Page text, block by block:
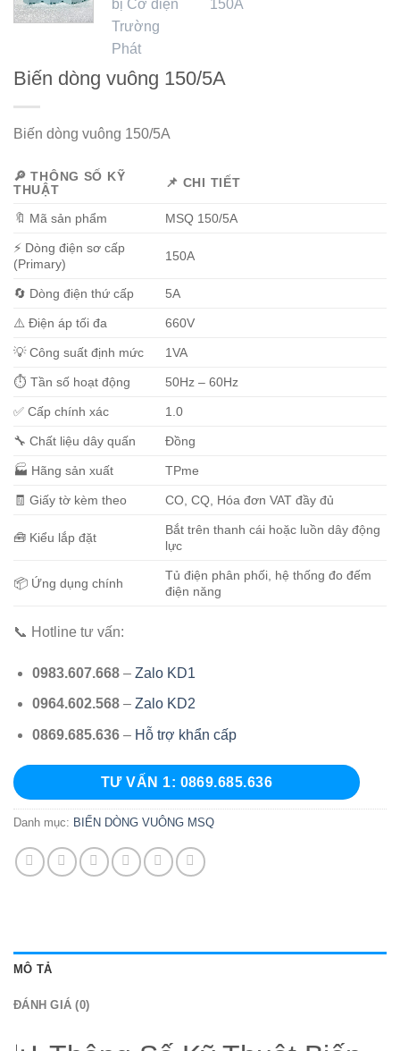
Biến dòng vuông 150/5A
Biến dòng vuông 150/5A
🔎THÔNG SỐ KỸ
THUẬT
📌 CHI TIẾT
🔖 Mã sản phẩm MSQ 150/5A
⚡ Dòng điện sơ cấp
(Primary)
150A
🔄 Dòng điện thứ cấp 5A
⚠️ Điện áp tối đa 660V
💡 Công suất định mức 1VA
⏱️ Tần số hoạt động 50Hz – 60Hz
✅ Cấp chính xác 1.0
🔧 Chất liệu dây quấn Đồng
🏭 Hãng sản xuất TPme
🧾 Giấy tờ kèm theo CO, CQ, Hóa đơn VAT đầy đủ
🧰 Kiểu lắp đặt
Bắt trên thanh cái hoặc luồn dây động
lực
📦 Ứng dụng chính
Tủ điện phân phối, hệ thống đo đếm
điện năng
📞 Hotline tư vấn:
0983.607.668– Zalo KD1
0964.602.568– Zalo KD2
0869.685.636– Hỗ trợ khẩn cấp
TƯ VẤN 1: 0869.685.636
Danh mục: BIẾN DÒNG VUÔNG MSQ
MÔ TẢ
ĐÁNH GIÁ (0)